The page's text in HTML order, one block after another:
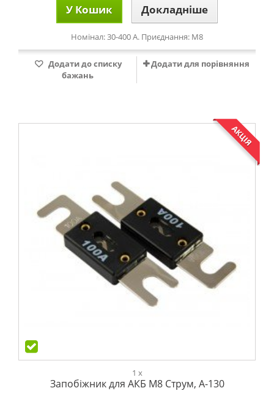
У Кошик Докладніше
Номінал: 30-400 А. Приєднання: М8
Додати до списку
бажань
Додати для порівняння
АКЦІЯ
1 x
Запобіжник для АКБ М8 Струм, А-130